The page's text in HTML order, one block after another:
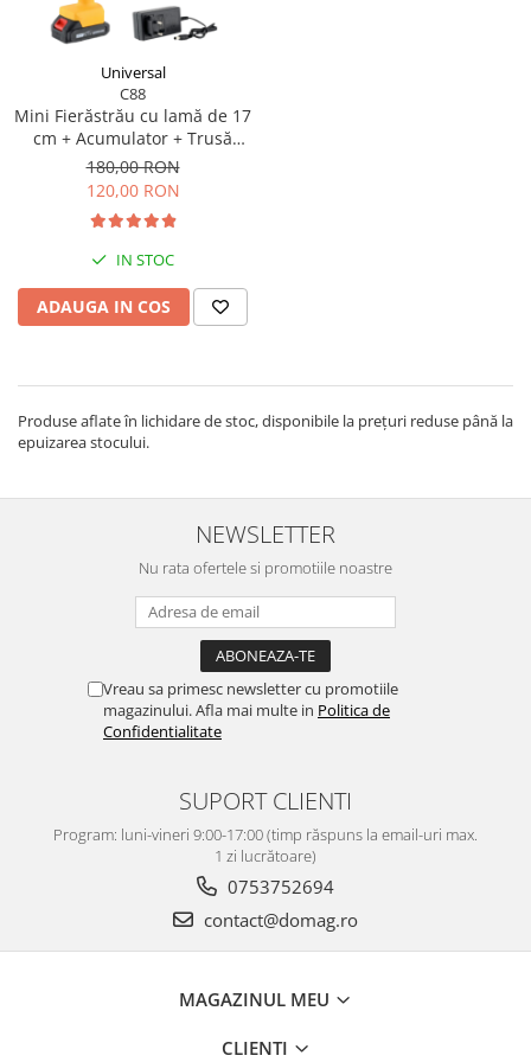
Mașini de șlefuit
Măști de sudură
Nivele cu bulă
Nivelă laser
Picamere
Polizoare unghiulare
Capsatoare
Drujbă
Accesorii pentru drujbă
Echipamente de protecție
Foarfece tablă
Foarfeci Grădină
Grătare Electrice
Grătare și accesorii
Mașină de tocat carne
Pompă, hidrofor
Presostate/Regulatoare de
Prelate și Folii de Protecție
Accesorii rindele
Accesorii pentru polizor
Accesorii scule electrice
Universal
C88
Mini Fierăstrău cu lamă de 17
cm + Acumulator + Trusă
Depozitare + Cadou
180,00 RON
120,00 RON
IN STOC
ADAUGA IN COS
Produse aflate în lichidare de stoc, disponibile la prețuri reduse până la
epuizarea stocului.
NEWSLETTER
Nu rata ofertele si promotiile noastre
Vreau sa primesc newsletter cu promotiile
magazinului. Afla mai multe in Politica de
Confidentialitate
SUPORT CLIENTI
Program: luni-vineri 9:00-17:00 (timp răspuns la email-uri max.
1 zi lucrătoare)
0753752694
contact@domag.ro
MAGAZINUL MEU
CLIENTI